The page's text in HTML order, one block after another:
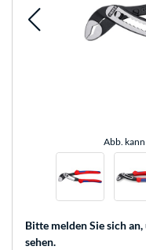
Abb.
Bitte melden Sie sich an,
sehen.